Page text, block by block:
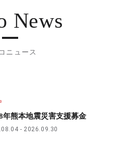
News
ニュース
年熊本地震災害支援募金
2026.09.30